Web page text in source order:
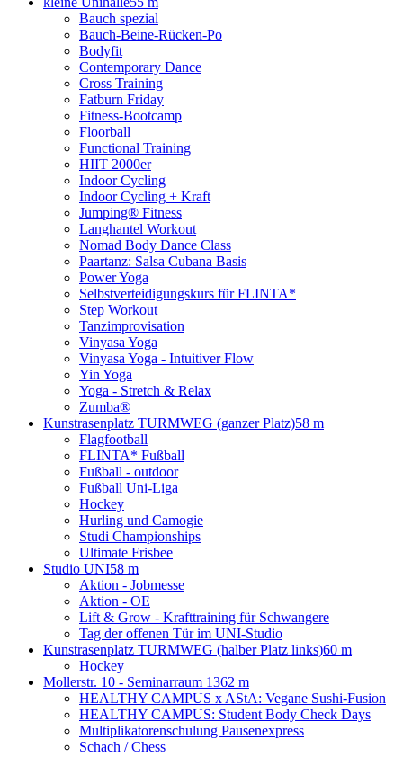
Bauch spezial
Bauch-Beine-Rücken-Po
Bodyfit
Contemporary Dance
Cross Training
Fatburn Friday
Fitness-Bootcamp
Floorball
Functional Training
HIIT 2000er
Indoor Cycling
Indoor Cycling + Kraft
Jumping® Fitness
Langhantel Workout
Nomad Body Dance Class
Paartanz: Salsa Cubana Basis
Power Yoga
Selbstverteidigungskurs für FLINTA*
Step Workout
Tanzimprovisation
Vinyasa Yoga
Vinyasa Yoga - Intuitiver Flow
Yin Yoga
Yoga - Stretch & Relax
Zumba®
Kunstrasenplatz TURMWEG (ganzer Platz)58 m
Flagfootball
FLINTA* Fußball
Fußball - outdoor
Fußball Uni-Liga
Hockey
Hurling und Camogie
Studi Championships
Ultimate Frisbee
Studio UNI58 m
Aktion - Jobmesse
Aktion - OE
Lift & Grow - Krafttraining für Schwangere
Tag der offenen Tür im UNI-Studio
Kunstrasenplatz TURMWEG (halber Platz links)60 m
Hockey
Mollerstr. 10 - Seminarraum 1362 m
HEALTHY CAMPUS x AStA: Vegane Sushi-Fusion
HEALTHY CAMPUS: Student Body Check Days
Multiplikatorenschulung Pausenexpress
Schach / Chess